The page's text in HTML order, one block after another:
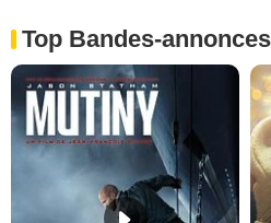
Top Bandes-annonces